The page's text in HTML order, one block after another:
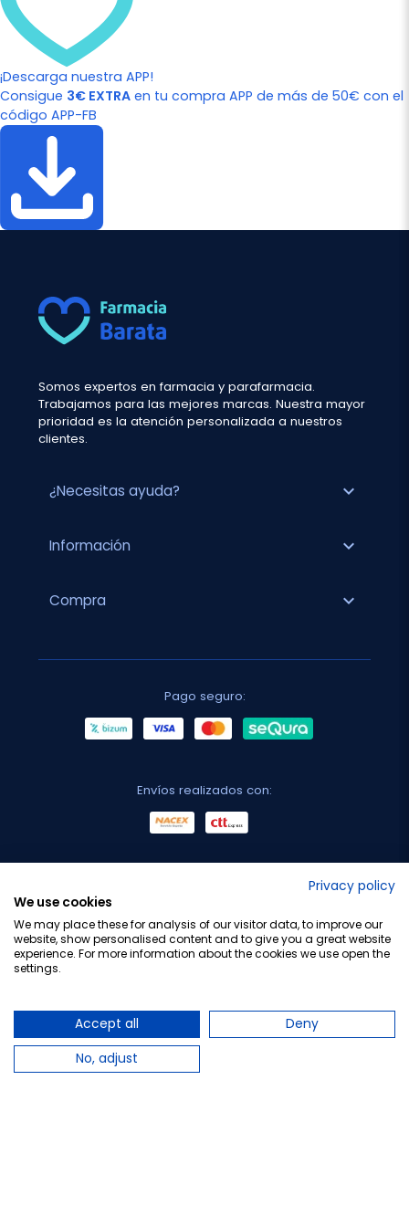
¡Descarga nuestra APP!
Consigue 3€ EXTRA en tu compra APP de más de 50€ con el
código APP-FB
Somos expertos en farmacia y parafarmacia.
Trabajamos para las mejores marcas. Nuestra mayor
prioridad es la atención personalizada a nuestros
clientes.
¿Necesitas ayuda? expand_more
Información expand_more
Compra expand_more
Pago seguro:
Envíos realizados con:
Privacy policy
We use cookies
We may place these for analysis of our visitor data, to improve our
website, show personalised content and to give you a great website
experience. For more information about the cookies we use open the
settings.
Accept all
Deny
No, adjust